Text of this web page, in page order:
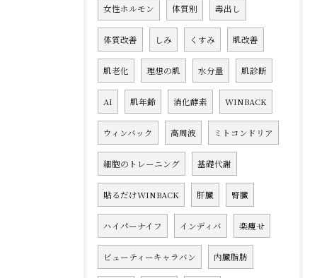
女性ホルモン 体質別 毒出し
体質改善 しみ くすみ 肌改善
肌老化 理想の肌 水分量 肌診断
AI 肌年齢 消化酵素 WINBACK
ウィンバック 高周波 ミトコンドリア
細胞のトレーニング 基礎代謝
貼るだけWINBACK 肝臓 腎臓
ハイパーナイフ インディバ 楽痩せ
ビューティーキャラバン 内臓脂肪